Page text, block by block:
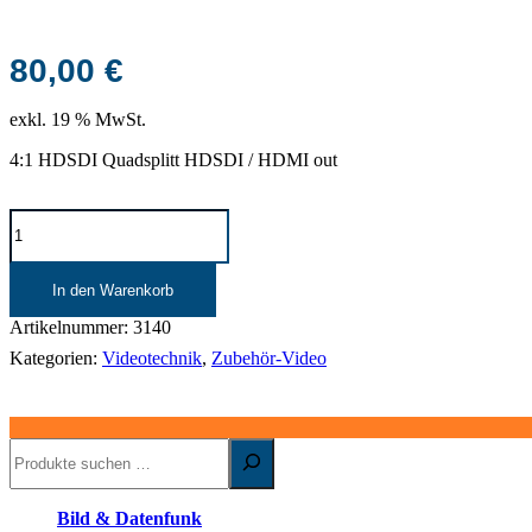
80,00 €
exkl. 19 % MwSt.
4:1 HDSDI Quadsplitt HDSDI / HDMI out
Multiviewer
Decimator
Menge
In den Warenkorb
Artikelnummer: 3140
Kategorien: Videotechnik, Zubehör-Video
Bild & Datenfunk